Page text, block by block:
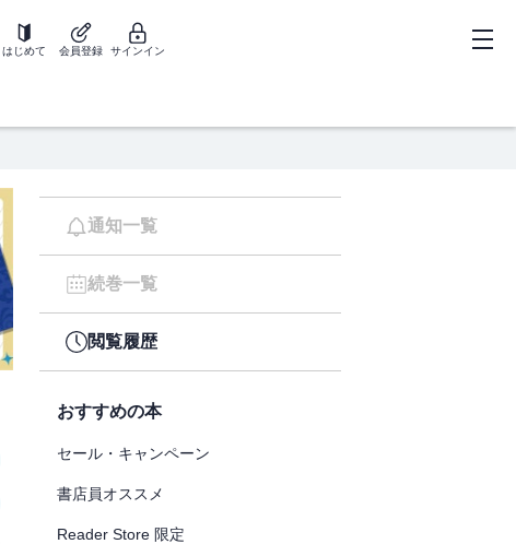
はじめて 会員登録 サインイン
通知一覧
続巻一覧
閲覧履歴
おすすめの本
セール・キャンペーン
書店員オススメ
Reader Store 限定